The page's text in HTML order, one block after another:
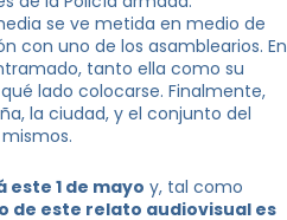
se ve metida en medio de
con uno de los asamblearios. En
tanto ella como su
lado colocarse. Finalmente,
la ciudad, y el conjunto del
1 de mayo y, tal como
de este relato audiovisual es